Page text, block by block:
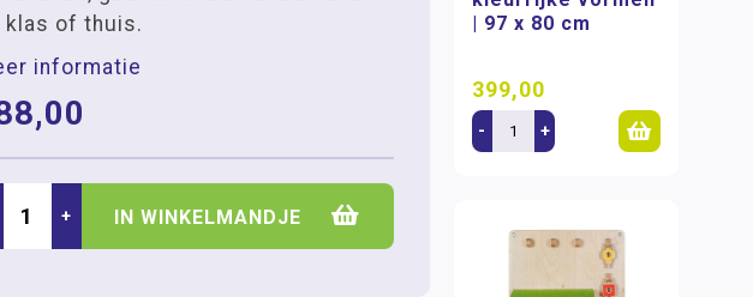
klas of thuis.
informatie
+ IN WINKELMANDJE
| 97 x 80 cm
399,00
- +